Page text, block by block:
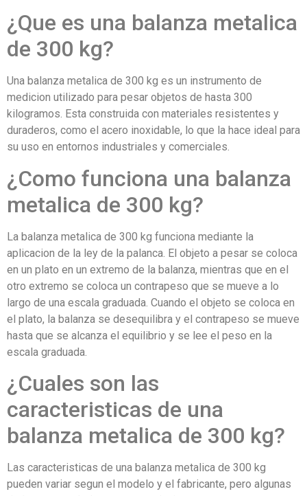
¿Que es una balanza metalica
de 300 kg?
Una balanza metalica de 300 kg es un instrumento de
medicion utilizado para pesar objetos de hasta 300
kilogramos. Esta construida con materiales resistentes y
duraderos, como el acero inoxidable, lo que la hace ideal para
su uso en entornos industriales y comerciales.
¿Como funciona una balanza
metalica de 300 kg?
La balanza metalica de 300 kg funciona mediante la
aplicacion de la ley de la palanca. El objeto a pesar se coloca
en un plato en un extremo de la balanza, mientras que en el
otro extremo se coloca un contrapeso que se mueve a lo
largo de una escala graduada. Cuando el objeto se coloca en
el plato, la balanza se desequilibra y el contrapeso se mueve
hasta que se alcanza el equilibrio y se lee el peso en la
escala graduada.
¿Cuales son las
caracteristicas de una
balanza metalica de 300 kg?
Las caracteristicas de una balanza metalica de 300 kg
pueden variar segun el modelo y el fabricante, pero algunas